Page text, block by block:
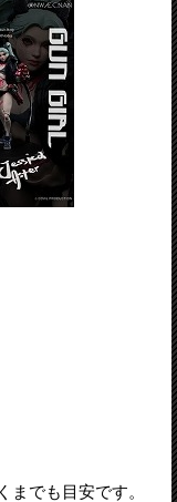
までも目安です。